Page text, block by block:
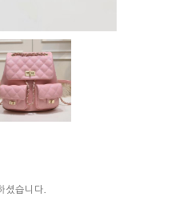
셨습니다.